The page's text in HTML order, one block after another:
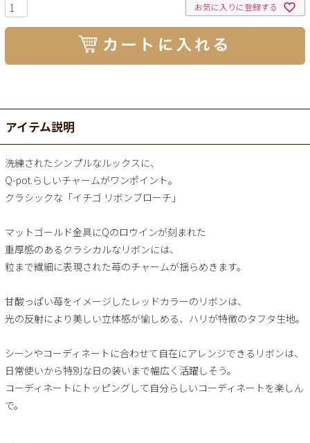
お気に入りに登録する
アイテム説明
洗練されたシンプルなルックスに、
Q-pot.らしいチャームがワンポイント。
クラシックな「イチゴ リボンブローチ」
マットゴールド金具にQのロウインが刻まれた
重厚感のあるクラシカルなリボンには、
粒まで繊細に表現された苺のチャームが揺らめきます。
甘酸っぱい苺をイメージしたレッドカラーのリボンは、
光の反射により美しい立体感が愉しめる、ハリが特徴のタフタ生地。
シーンやコーディネートに合わせて自在にアレンジできるリボンは、
日常使いから特別な日の装いまで幅広く活躍しそう。
コーディネートにトッピングして自分らしいコーディネートを楽しん
で。